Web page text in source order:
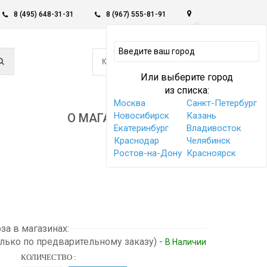
8 (495) 648-31-31 8 (967) 555-81-91
Или выберите город
из списка:
Москва
Санкт-Петербург
Новосибирск
Казань
Екатеринбург
Владивосток
Краснодар
Челябинск
Ростов-на-Дону Красноярск
КОРЗИНА -
0
О МАГАЗИНЕ
в магазинах:
по предварительному заказу) - В Наличии
КОЛИЧЕСТВО :